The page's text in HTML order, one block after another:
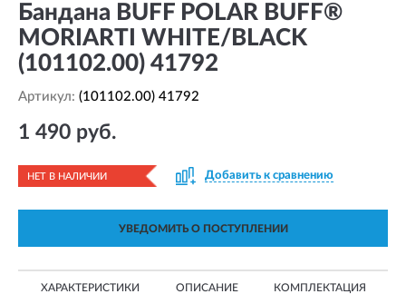
Бандана BUFF POLAR BUFF®
MORIARTI WHITE/BLACK
(101102.00) 41792
Артикул: (101102.00) 41792
1 490 руб.
НЕТ В НАЛИЧИИ Добавить к сравнению
УВЕДОМИТЬ О ПОСТУПЛЕНИИ
ХАРАКТЕРИСТИКИ ОПИСАНИЕ КОМПЛЕКТАЦИЯ